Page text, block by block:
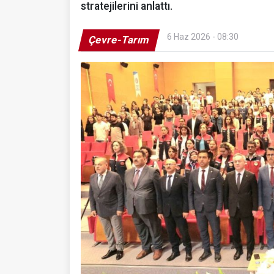
stratejilerini anlattı.
Çevre-Tarım 6 Haz 2026 - 08:30